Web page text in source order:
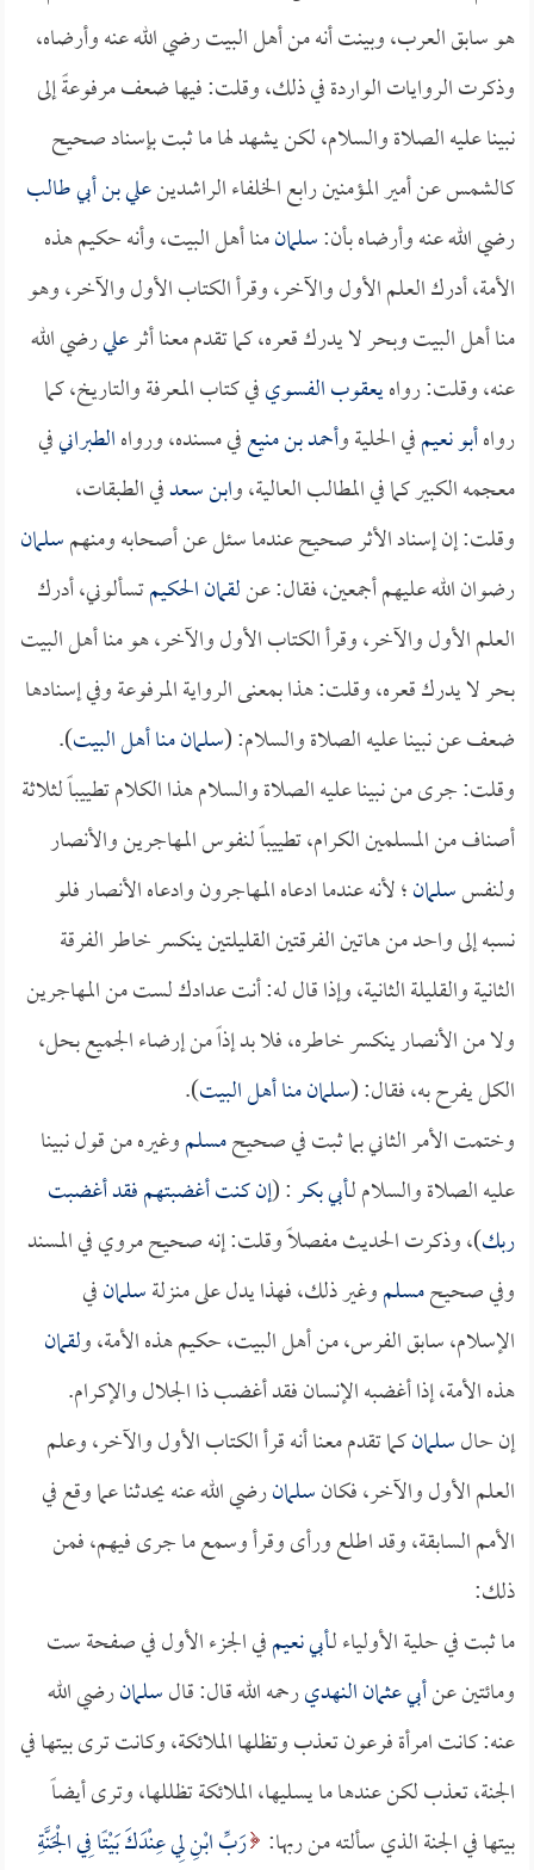
هو سابق العرب، وبينت أنه من أهل البيت رضي الله عنه وأرضاه،
وذكرت الروايات الواردة في ذلك، وقلت: فيها ضعف مرفوعةً إلى
نبينا عليه الصلاة والسلام، لكن يشهد لها ما ثبت بإسناد صحيح
كالشمس عن أمير المؤمنين رابع الخلفاء الراشدينعلي بن أبي طالب
رضي الله عنه وأرضاه بأن:سلمانمنا أهل البيت، وأنه حكيم هذه
الأمة، أدرك العلم الأول والآخر، وقرأ الكتاب الأول والآخر، وهو
منا أهل البيت وبحر لا يدرك قعره، كما تقدم معنا أثرعليرضي الله
عنه، وقلت: رواهيعقوب الفسويفي كتاب المعرفة والتاريخ، كما
رواهأبو نعيمفي الحلية وأحمد بن منيعفي مسنده، ورواهالطبرانيفي
معجمه الكبير كما في المطالب العالية، وابن سعدفي الطبقات،
وقلت: إن إسناد الأثر صحيح عندما سئل عن أصحابه ومنهمسلمان
رضوان الله عليهم أجمعين، فقال: عنلقمان الحكيمتسألوني، أدرك
العلم الأول والآخر، وقرأ الكتاب الأول والآخر، هو منا أهل البيت
بحر لا يدرك قعره، وقلت: هذا بمعنى الرواية المرفوعة وفي إسنادها
ضعف عن نبينا عليه الصلاة والسلام: (سلمانمنا أهل البيت).
وقلت: جرى من نبينا عليه الصلاة والسلام هذا الكلام تطييباً لثلاثة
أصناف من المسلمين الكرام، تطييباً لنفوس المهاجرين والأنصار
ولنفسسلمان؛ لأنه عندما ادعاه المهاجرون وادعاه الأنصار فلو
نسبه إلى واحد من هاتين الفرقتين القليلتين ينكسر خاطر الفرقة
الثانية والقليلة الثانية، وإذا قال له: أنت عدادك لست من المهاجرين
ولا من الأنصار ينكسر خاطره، فلا بد إذاً من إرضاء الجميع بحل،
الكل يفرح به، فقال: (سلمانمنا أهل البيت).
وختمت الأمر الثاني بما ثبت في صحيحمسلموغيره من قول نبينا
عليه الصلاة والسلام لـأبي بكر: (إن كنت أغضبتهم فقد أغضبت
ربك)، وذكرت الحديث مفصلاً وقلت: إنه صحيح مروي في المسند
وفي صحيحمسلموغير ذلك، فهذا يدل على منزلةسلمانفي
الإسلام، سابق الفرس، من أهل البيت، حكيم هذه الأمة، ولقمان
هذه الأمة، إذا أغضبه الإنسان فقد أغضب ذا الجلال والإكرام.
إن حالسلمانكما تقدم معنا أنه قرأ الكتاب الأول والآخر، وعلم
العلم الأول والآخر، فكانسلمانرضي الله عنه يحدثنا عما وقع في
الأمم السابقة، وقد اطلع ورأى وقرأ وسمع ما جرى فيهم، فمن
ذلك:
ما ثبت في حلية الأولياء لـأبي نعيمفي الجزء الأول في صفحة ست
ومائتين عنأبي عثمان النهديرحمه الله قال: قالسلمانرضي الله
عنه: كانت امرأة فرعون تعذب وتظلها الملائكة، وكانت ترى بيتها في
الجنة، تعذب لكن عندها ما يسليها، الملائكة تظللها، وترى أيضاً
بيتها في الجنة الذي سألته من ربها: رَبِّ ابْنِ لِي عِنْدَكَ بَيْتًا فِي الْجَنَّةِ